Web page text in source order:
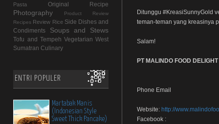
Pasta
Original Recipe
Photography
Product Review
Recipes Review Rice Side Dishes and
Condiments
Soups and Stews
Tofu and Tempeh Vegetarian West
Sumatran Culinary
ENTRI POPULER
Martabak Manis
(Indonesian Style
Sweet Thick Pancake)
Ditunggu #KreasiSunnyGold
teman-teman yang kreasinya
Salam!
PT MALINDO FOOD DELIGHT
Phone Email
Website: http://
Facebook :